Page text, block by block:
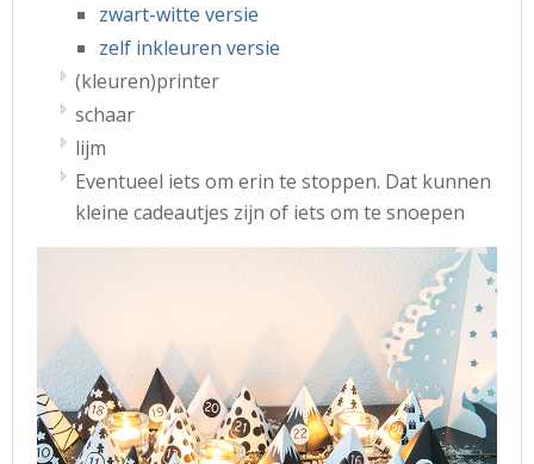
zwart-witte versie
zelf inkleuren versie
(kleuren)printer
schaar
lijm
Eventueel iets om erin te stoppen. Dat kunnen
kleine cadeautjes zijn of iets om te snoepen